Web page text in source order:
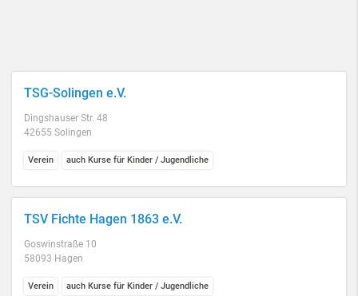
TSG-Solingen e.V.
Dingshauser Str. 48
42655 Solingen
Verein auch Kurse für Kinder / Jugendliche
TSV Fichte Hagen 1863 e.V.
Goswinstraße 10
58093 Hagen
Verein auch Kurse für Kinder / Jugendliche